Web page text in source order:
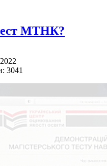
МТНК?
3041